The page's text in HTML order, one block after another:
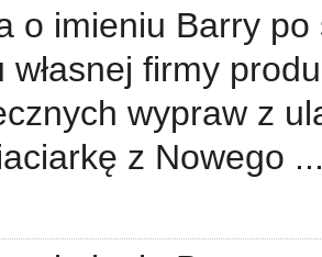
o imieniu Barry
własnej firmy
wypraw z
z Nowego